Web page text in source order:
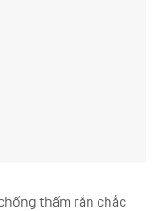
thấm rắn chắc